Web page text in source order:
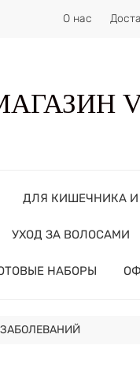
О нас
ДЛЯ КИШЕЧНИКА
УХОД ЗА ВОЛОСАМИ
НАБОРЫ